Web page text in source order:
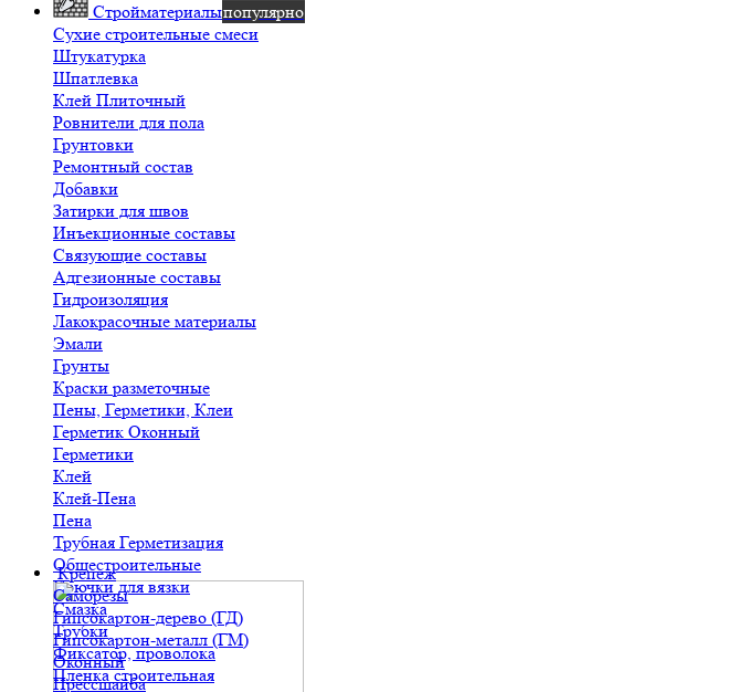
Стройматериалыпопулярно
Сухие строительные смеси
Штукатурка
Шпатлевка
Клей Плиточный
Ровнители для пола
Грунтовки
Ремонтный состав
Добавки
Затирки для швов
Инъекционные составы
Связующие составы
Адгезионные составы
Гидроизоляция
Лакокрасочные материалы
Эмали
Грунты
Краски разметочные
Пены, Герметики, Клеи
Герметик Оконный
Герметики
Клей
Клей-Пена
Пена
Трубная Герметизация
Общестроительные
Крючки для вязки
Смазка
Трубки
Фиксатор, проволока
Пленка строительная
Крепеж
Саморезы
Гипсокартон-дерево (ГД)
Гипсокартон-металл (ГМ)
Оконный
Прессшайба